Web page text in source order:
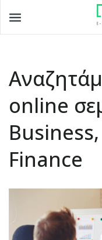
online
Finance